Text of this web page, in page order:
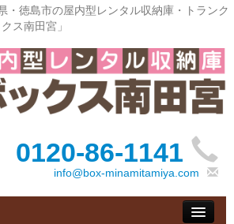
・徳島市の屋内型レンタル収納庫・トランク
ス南田宮」
0120-86-1141
info@box-minamitamiya.com